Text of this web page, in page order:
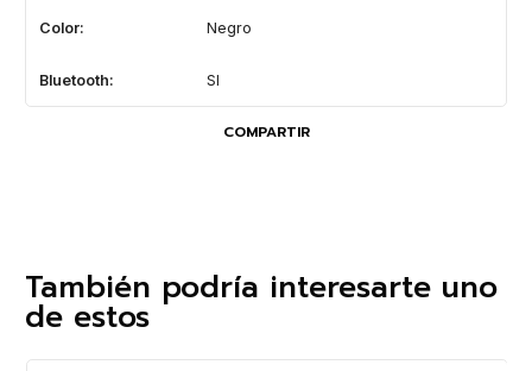
Color: Negro
Bluetooth: SI
COMPARTIR
También podría interesarte uno
de estos